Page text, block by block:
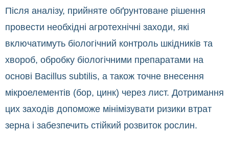
Після аналізу, прийняте обґрунтоване рішення
провести необхідні агротехнічні заходи, які
включатимуть біологічний контроль шкідників та
хвороб, обробку біологічними препаратами на
основі Bacillus subtilis, а також точне внесення
мікроелементів (бор, цинк) через лист. Дотримання
цих заходів допоможе мінімізувати ризики втрат
зерна і забезпечить стійкий розвиток рослин.